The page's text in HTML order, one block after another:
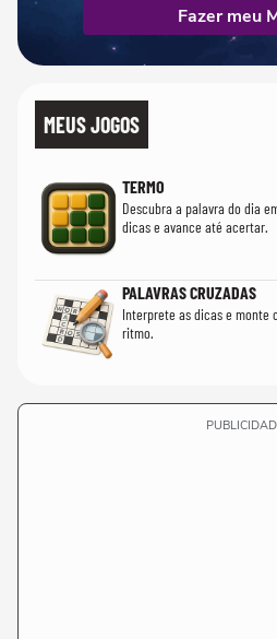
Fazer meu
MEUS JOGOS
TERMO
Descubra a palavra do dia
dicas e avance até acertar.
PALAVRAS CRUZADAS
Interprete as dicas e monte
ritmo.